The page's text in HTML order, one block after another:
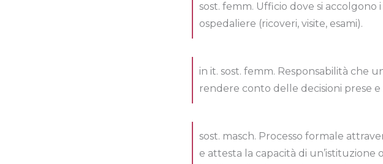
sost. femm. Ufficio dove si accolgono
ospedaliere (ricoveri, visite, esami).
in it. sost. femm. Responsabilità che
rendere conto delle decisioni prese
sost. masch. Processo formale
e attesta la capacità di un’istituzione